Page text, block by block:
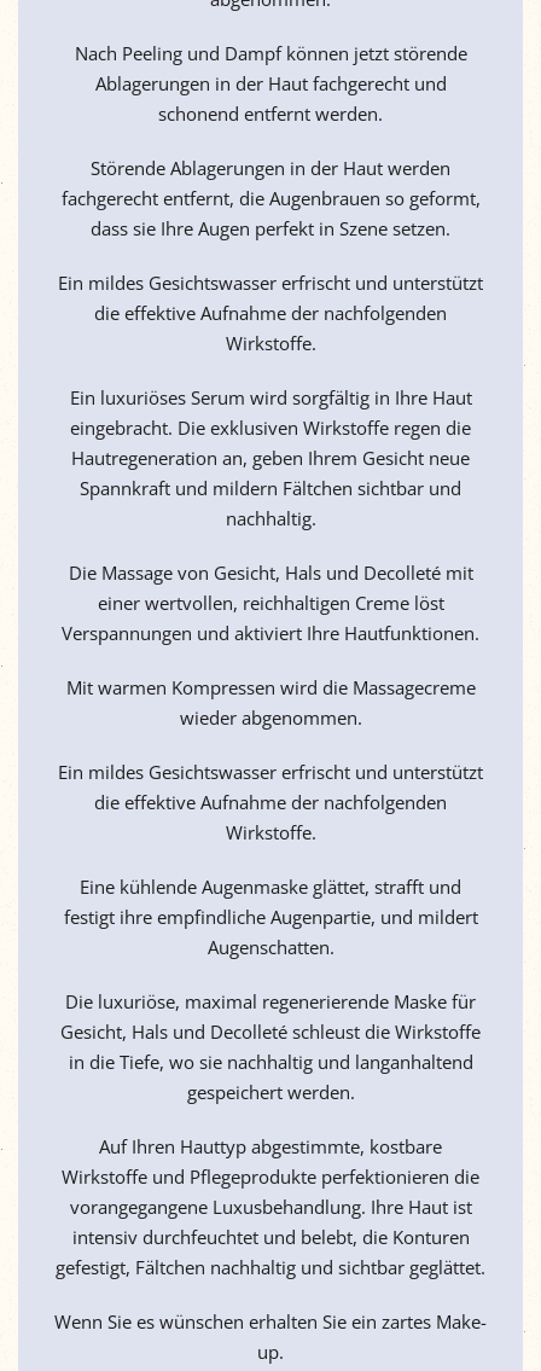
Nach Peeling und Dampf können jetzt störende
Ablagerungen in der Haut fachgerecht und
schonend entfernt werden.
Störende Ablagerungen in der Haut werden
fachgerecht entfernt, die Augenbrauen so geformt,
dass sie Ihre Augen perfekt in Szene setzen.
Ein mildes Gesichtswasser erfrischt und unterstützt
die effektive Aufnahme der nachfolgenden
Wirkstoffe.
Ein luxuriöses Serum wird sorgfältig in Ihre Haut
eingebracht. Die exklusiven Wirkstoffe regen die
Hautregeneration an, geben Ihrem Gesicht neue
Spannkraft und mildern Fältchen sichtbar und
nachhaltig.
Die Massage von Gesicht, Hals und Decolleté mit
einer wertvollen, reichhaltigen Creme löst
Verspannungen und aktiviert Ihre Hautfunktionen.
Mit warmen Kompressen wird die Massagecreme
wieder abgenommen.
Ein mildes Gesichtswasser erfrischt und unterstützt
die effektive Aufnahme der nachfolgenden
Wirkstoffe.
Eine kühlende Augenmaske glättet, strafft und
festigt ihre empfindliche Augenpartie, und mildert
Augenschatten.
Die luxuriöse, maximal regenerierende Maske für
Gesicht, Hals und Decolleté schleust die Wirkstoffe
in die Tiefe, wo sie nachhaltig und langanhaltend
gespeichert werden.
Auf Ihren Hauttyp abgestimmte, kostbare
Wirkstoffe und Pflegeprodukte perfektionieren die
vorangegangene Luxusbehandlung. Ihre Haut ist
intensiv durchfeuchtet und belebt, die Konturen
gefestigt, Fältchen nachhaltig und sichtbar geglättet.
Wenn Sie es wünschen erhalten Sie ein zartes Make-
up.